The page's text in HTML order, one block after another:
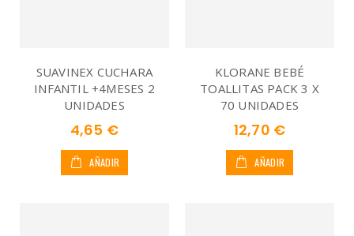
SUAVINEX CUCHARA
INFANTIL +4MESES 2
UNIDADES
4,65 €
AÑADIR
KLORANE BEBÉ
TOALLITAS PACK 3 X
70 UNIDADES
12,70 €
AÑADIR